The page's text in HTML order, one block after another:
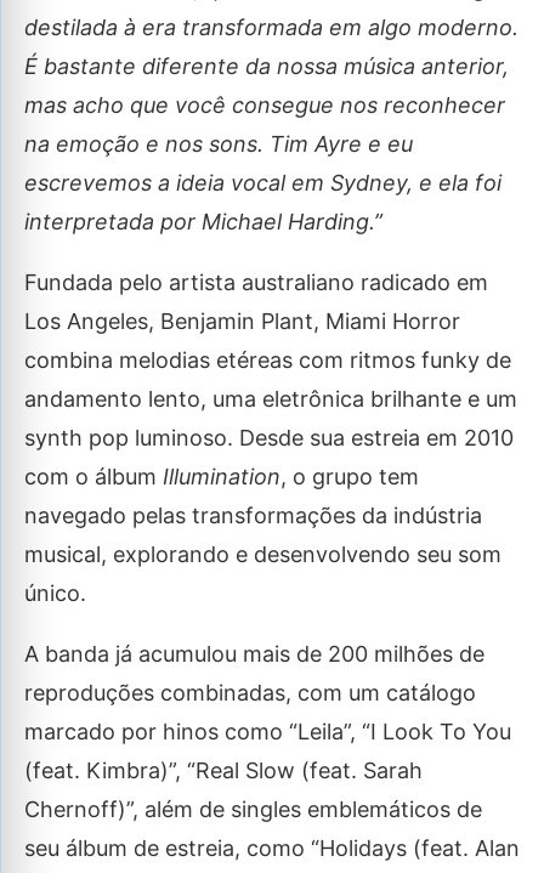
destilada à era transformada em algo moderno.
É bastante diferente da nossa música anterior,
mas acho que você consegue nos reconhecer
na emoção e nos sons. Tim Ayre e eu
escrevemos a ideia vocal em Sydney, e ela foi
interpretada por Michael Harding.”
Fundada pelo artista australiano radicado em
Los Angeles, Benjamin Plant, Miami Horror
combina melodias etéreas com ritmos funky de
andamento lento, uma eletrônica brilhante e um
synth pop luminoso. Desde sua estreia em 2010
com o álbum Illumination, o grupo tem
navegado pelas transformações da indústria
musical, explorando e desenvolvendo seu som
único.
A banda já acumulou mais de 200 milhões de
reproduções combinadas, com um catálogo
marcado por hinos como “Leila”, “I Look To You
(feat. Kimbra)”, “Real Slow (feat. Sarah
Chernoff)”, além de singles emblemáticos de
seu álbum de estreia, como “Holidays (feat. Alan